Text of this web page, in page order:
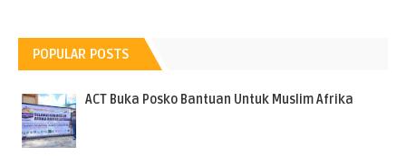
POPULAR POSTS
ACT Buka Posko Bantuan Untuk Muslim Afrika